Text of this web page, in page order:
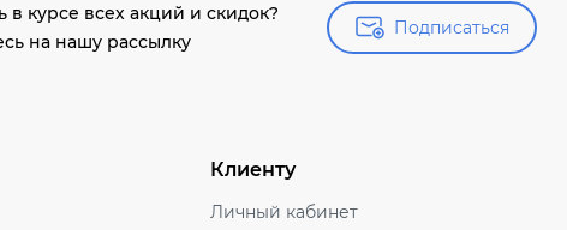
в курсе всех акций и скидок?
на нашу рассылку
Подписаться
Подписаться
Клиенту
Личный кабинет